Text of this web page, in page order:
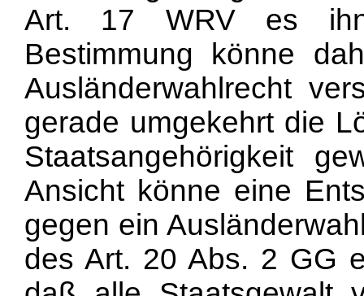
Art. 17 WRV es
Bestimmung könne
Ausländerwahlrecht
gerade umgekehrt die
Staatsangehörigkeit
Ansicht könne eine
gegen ein
des Art. 20 Abs. 2 GG